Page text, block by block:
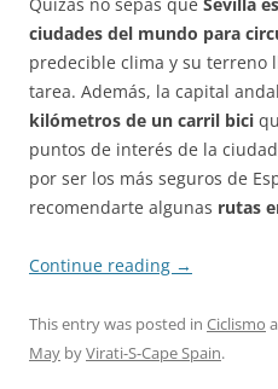
Quizás no sepas que Sevilla
ciudades del mundo para
predecible clima y su terreno
tarea. Además, la capital
kilómetros de un carril bici
puntos de interés de la
por ser los más seguros de
recomendarte algunas rutas
Continue reading →
This entry was posted in Ciclismo
May byVirati-S-Cape Spain.